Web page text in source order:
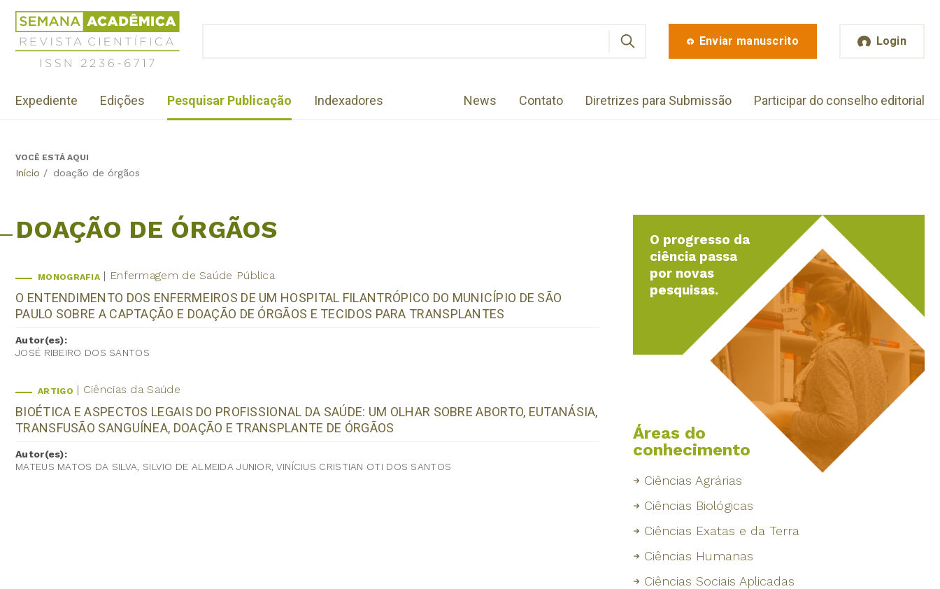
Jump
navigation
Revista
Científica
Semana
Acadêmica
2236-
Enviar manuscrito Login
Menu
institutional
Expediente Edições Pesquisar Publicação Indexadores News Contato Diretrizes para Submissão Participar do conselho editorial
BackVOCÊ ESTÁ AQUI
Início / doação de órgãos
DOAÇÃO DE ÓRGÃOS
MONOGRAFIA Enfermagem de Saúde Pública
O ENTENDIMENTO DOS ENFERMEIROS DE UM HOSPITAL FILANTRÓPICO DO MUNICÍPIO DE SÃO
PAULO SOBRE A CAPTAÇÃO E DOAÇÃO DE ÓRGÃOS E TECIDOS PARA TRANSPLANTES
Autor(es):
JOSÉ RIBEIRO DOS SANTOS
ARTIGO Ciências da Saúde
BIOÉTICA E ASPECTOS LEGAIS DO PROFISSIONAL DA SAÚDE: UM OLHAR SOBRE ABORTO, EUTANÁSIA,
TRANSFUSÃO SANGUÍNEA, DOAÇÃO E TRANSPLANTE DE ÓRGÃOS
Autor(es):
MATEUS MATOS DA SILVA, SILVIO DE ALMEIDA JUNIOR, VINÍCIUS CRISTIAN OTI DOS SANTOS
O progresso da
ciência passa
por novas
pesquisas.
Áreas do
conhecimento
Ciências Agrárias
Ciências Biológicas
Ciências Exatas e da Terra
Ciências Humanas
Ciências Sociais Aplicadas